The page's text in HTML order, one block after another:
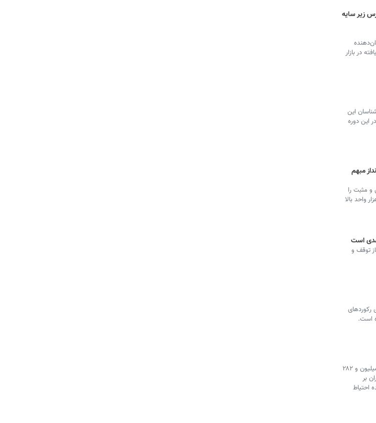
زیر سایه
در بازار
این
این دوره
مبهم
مثبت را
زد و شاخص کل بورس را با رشد هفت درصدی تا رقم ۴ میلیون و ۳۶۰ هزار واحد بالا
توقف و
رکوردهای
است.
شاخص کل بورس در چهار روز معاملات این هفته ۳.۶ درصد رشد کرد و به سطح سه میلیون و ۲۸۲
بر
احتیاط